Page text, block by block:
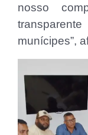
nosso
munícipes”,